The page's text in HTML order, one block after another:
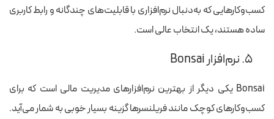
کسب‌وکارهایی که به‌دنبال نرم‌افزاری با قابلیت‌های چندگانه و رابط کاربری
ساده هستند، یک انتخاب عالی است.
۵. نرم‌افزار Bonsai
Bonsai یکی دیگر از بهترین نرم‌افزارهای مدیریت مالی است که برای
کسب‌وکارهای کوچک مانند فریلنسرها گزینه بسیار خوبی به شمار می‌آید.